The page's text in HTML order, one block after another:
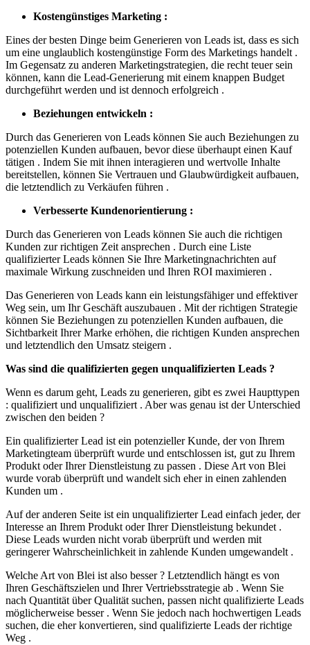
Kostengünstiges Marketing :
Eines der besten Dinge beim Generieren von Leads ist, dass es sich
um eine unglaublich kostengünstige Form des Marketings handelt .
Im Gegensatz zu anderen Marketingstrategien, die recht teuer sein
können, kann die Lead-Generierung mit einem knappen Budget
durchgeführt werden und ist dennoch erfolgreich .
Beziehungen entwickeln :
Durch das Generieren von Leads können Sie auch Beziehungen zu
potenziellen Kunden aufbauen, bevor diese überhaupt einen Kauf
tätigen . Indem Sie mit ihnen interagieren und wertvolle Inhalte
bereitstellen, können Sie Vertrauen und Glaubwürdigkeit aufbauen,
die letztendlich zu Verkäufen führen .
Verbesserte Kundenorientierung :
Durch das Generieren von Leads können Sie auch die richtigen
Kunden zur richtigen Zeit ansprechen . Durch eine Liste
qualifizierter Leads können Sie Ihre Marketingnachrichten auf
maximale Wirkung zuschneiden und Ihren ROI maximieren .
Das Generieren von Leads kann ein leistungsfähiger und effektiver
Weg sein, um Ihr Geschäft auszubauen . Mit der richtigen Strategie
können Sie Beziehungen zu potenziellen Kunden aufbauen, die
Sichtbarkeit Ihrer Marke erhöhen, die richtigen Kunden ansprechen
und letztendlich den Umsatz steigern .
Was sind die qualifizierten gegen unqualifizierten Leads ?
Wenn es darum geht, Leads zu generieren, gibt es zwei Haupttypen
: qualifiziert und unqualifiziert . Aber was genau ist der Unterschied
zwischen den beiden ?
Ein qualifizierter Lead ist ein potenzieller Kunde, der von Ihrem
Marketingteam überprüft wurde und entschlossen ist, gut zu Ihrem
Produkt oder Ihrer Dienstleistung zu passen . Diese Art von Blei
wurde vorab überprüft und wandelt sich eher in einen zahlenden
Kunden um .
Auf der anderen Seite ist ein unqualifizierter Lead einfach jeder, der
Interesse an Ihrem Produkt oder Ihrer Dienstleistung bekundet .
Diese Leads wurden nicht vorab überprüft und werden mit
geringerer Wahrscheinlichkeit in zahlende Kunden umgewandelt .
Welche Art von Blei ist also besser ? Letztendlich hängt es von
Ihren Geschäftszielen und Ihrer Vertriebsstrategie ab . Wenn Sie
nach Quantität über Qualität suchen, passen nicht qualifizierte Leads
möglicherweise besser . Wenn Sie jedoch nach hochwertigen Leads
suchen, die eher konvertieren, sind qualifizierte Leads der richtige
Weg .